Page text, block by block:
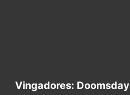
Vingadores: Doomsday